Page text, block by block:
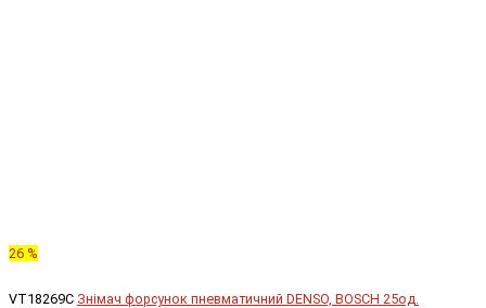
26 %
VT18269C Знімач форсунок пневматичний DENSO, BOSCH 25од.